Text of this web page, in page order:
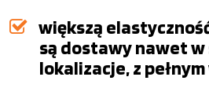
większą
są dostawy nawet
lokalizacje, z